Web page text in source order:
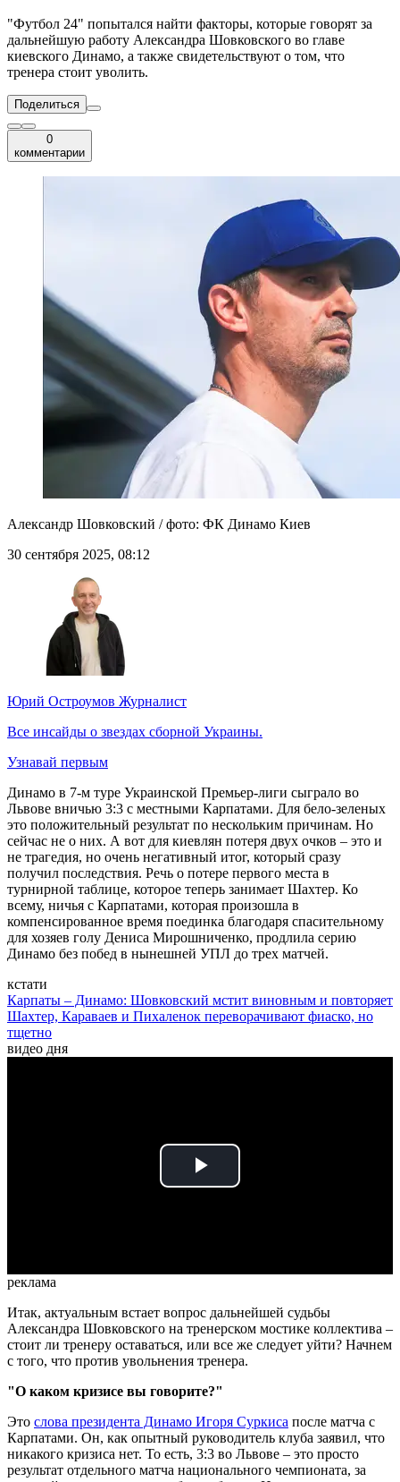
"Футбол 24" попытался найти факторы, которые говорят за
дальнейшую работу Александра Шовковского во главе
киевского Динамо, а также свидетельствуют о том, что
тренера стоит уволить.
Поделиться
0
комментарии
Александр Шовковский / фото: ФК Динамо Киев
30 сентября 2025, 08:12
Юрий Остроумов Журналист
Все инсайды о звездах сборной Украины.
Узнавай первым
Динамо в 7-м туре Украинской Премьер-лиги сыграло во
Львове вничью 3:3 с местными Карпатами. Для бело-зеленых
это положительный результат по нескольким причинам. Но
сейчас не о них. А вот для киевлян потеря двух очков – это и
не трагедия, но очень негативный итог, который сразу
получил последствия. Речь о потере первого места в
турнирной таблице, которое теперь занимает Шахтер. Ко
всему, ничья с Карпатами, которая произошла в
компенсированное время поединка благодаря спасительному
для хозяев голу Дениса Мирошниченко, продлила серию
Динамо без побед в нынешней УПЛ до трех матчей.
кстати
Карпаты – Динамо: Шовковский мстит виновным и повторяет
Шахтер, Караваев и Пихаленок переворачивают фиаско, но
тщетно
видео дня
Play
реклама
Итак, актуальным встает вопрос дальнейшей судьбы
Александра Шовковского на тренерском мостике коллектива –
стоит ли тренеру оставаться, или все же следует уйти? Начнем
с того, что против увольнения тренера.
"О каком кризисе вы говорите?"
Это слова президента Динамо Игоря Суркиса после матча с
Карпатами. Он, как опытный руководитель клуба заявил, что
никакого кризиса нет. То есть, 3:3 во Львове – это просто
результат отдельного матча национального чемпионата, за